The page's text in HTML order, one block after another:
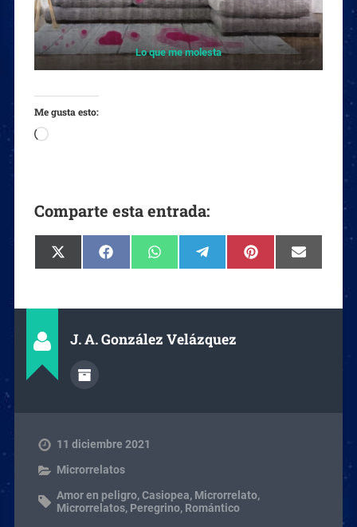
Lo que me molesta
Me gusta esto:
Comparte esta entrada:
J. A. González Velázquez
11 diciembre 2021
Microrrelatos
Amor en peligro,Casiopea, Microrrelato,
Microrrelatos, Peregrino, Romántico